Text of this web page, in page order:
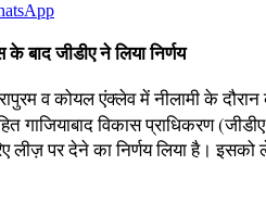
बाद जीडीए ने लिया निर्णय
व कोयल एंक्लेव में नीलामी के दौरान
गाजियाबाद विकास प्राधिकरण
लीज़ पर देने का निर्णय लिया है। इसको